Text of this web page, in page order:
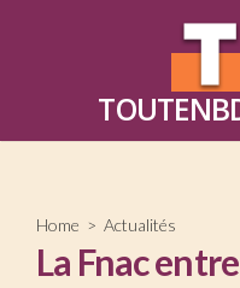
Home > Actualités
La Fnac